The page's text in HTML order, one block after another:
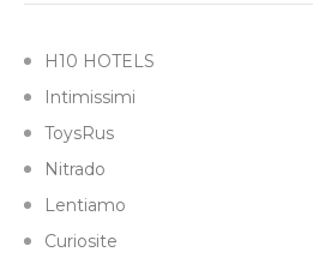
H10 HOTELS
Intimissimi
ToysRus
Nitrado
Lentiamo
Curiosite